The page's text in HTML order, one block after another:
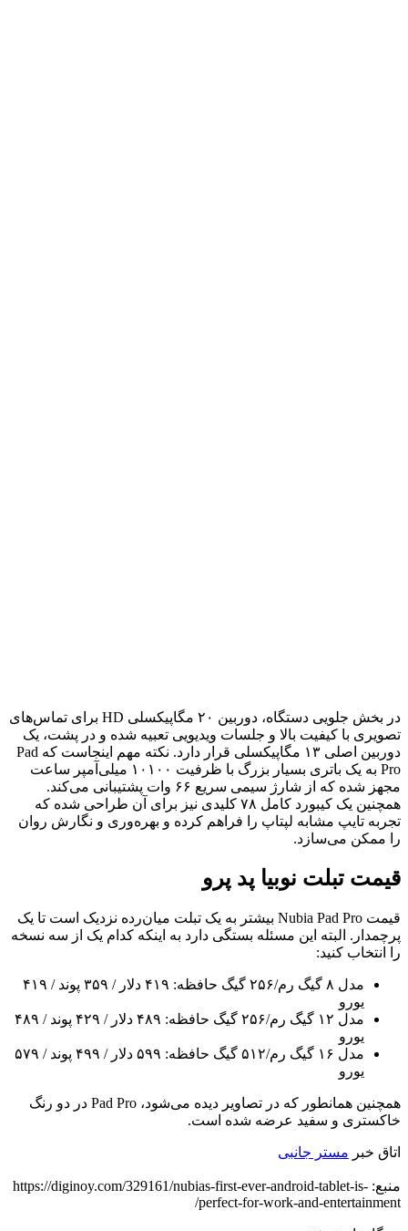
در بخش جلویی دستگاه، دوربین ۲۰ مگاپیکسلی HD برای تماس‌های
تصویری با کیفیت بالا و جلسات ویدیویی تعبیه شده و در پشت، یک
دوربین اصلی ۱۳ مگاپیکسلی قرار دارد. نکته مهم اینجاست که Pad
Pro به یک باتری بسیار بزرگ با ظرفیت ۱۰۱۰۰ میلی‌آمپر ساعت
مجهز شده که از شارژ سیمی سریع ۶۶ وات پشتیبانی می‌کند.
همچنین یک کیبورد کامل ۷۸ کلیدی نیز برای آن طراحی شده که
تجربه تایپ مشابه لپتاپ را فراهم کرده و بهره‌وری و نگارش روان
را ممکن می‌سازد.
قیمت تبلت نوبیا پد پرو
قیمت Nubia Pad Pro بیشتر به یک تبلت میان‌رده نزدیک است تا یک
پرچمدار. البته این مسئله بستگی دارد به اینکه کدام یک از سه نسخه
را انتخاب کنید:
مدل ۸ گیگ رم/۲۵۶ گیگ حافظه: ۴۱۹ دلار / ۳۵۹ پوند / ۴۱۹
یورو
مدل ۱۲ گیگ رم/۲۵۶ گیگ حافظه: ۴۸۹ دلار / ۴۲۹ پوند / ۴۸۹
یورو
مدل ۱۶ گیگ رم/۵۱۲ گیگ حافظه: ۵۹۹ دلار / ۴۹۹ پوند / ۵۷۹
یورو
همچنین همانطور که در تصاویر دیده می‌شود، Pad Pro در دو رنگ
خاکستری و سفید عرضه شده است.
اتاق خبر مستر جانبی
منبع: https://diginoy.com/329161/nubias-first-ever-android-tablet-is-
perfect-for-work-and-entertainment/